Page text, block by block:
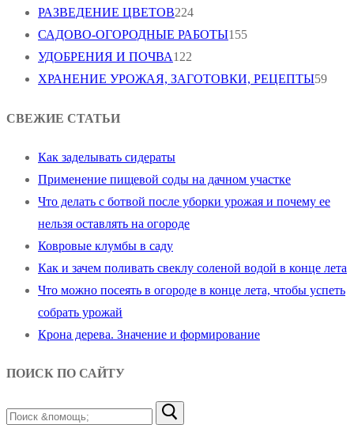
РАЗВЕДЕНИЕ ЦВЕТОВ224
САДОВО-ОГОРОДНЫЕ РАБОТЫ155
УДОБРЕНИЯ И ПОЧВА122
ХРАНЕНИЕ УРОЖАЯ, ЗАГОТОВКИ, РЕЦЕПТЫ59
СВЕЖИЕ СТАТЬИ
Как заделывать сидераты
Применение пищевой соды на дачном участке
Что делать с ботвой после уборки урожая и почему ее
нельзя оставлять на огороде
Ковровые клумбы в саду
Как и зачем поливать свеклу соленой водой в конце лета
Что можно посеять в огороде в конце лета, чтобы успеть
собрать урожай
Крона дерева. Значение и формирование
ПОИСК ПО САЙТУ
Найти: